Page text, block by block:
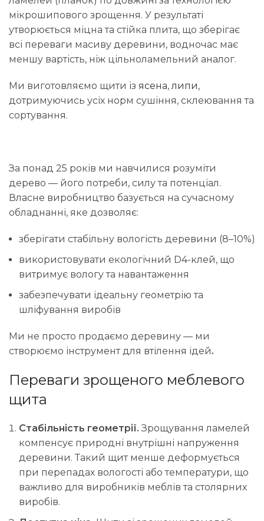
мікрошипового зрощення. У результаті
утворюється міцна та стійка плита, що зберігає
всі переваги масиву деревини, водночас має
меншу вартість, ніж цільноламельний аналог.
Ми виготовляємо щити із ясена,липи,
дотримуючись усіх норм сушіння, склеювання та
сортування.
За понад 25 років ми навчилися розуміти
дерево — його потреби, силу та потенціал.
Власне виробництво базується на сучасному
обладнанні, яке дозволяє:
зберігати стабільну вологість деревини (8–10%)
використовувати екологічний D4-клей, що
витримує вологу та навантаження
забезпечувати ідеальну геометрію та
шліфування виробів
Ми не просто продаємо деревину — ми
створюємо інструмент для втілення ідей.
Переваги зрощеного меблевого
щита
Стабільність геометрії.Зрощування ламелей
компенсує природні внутрішні напруження
деревини. Такий щит менше деформується
при перепадах вологості або температури, що
важливо для виробників меблів та столярних
виробів.